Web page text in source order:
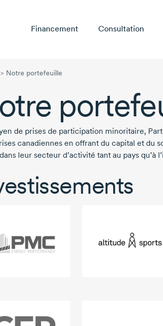
Financement Consultation
> Notre portefeuille
de prises de participation minoritaire,
canadiennes en offrant du capital et du
leur secteur d’activité tant au pays qu’à